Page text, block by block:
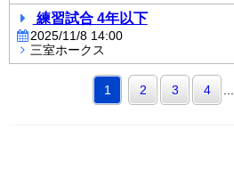
練習試合 4年以下
2025/11/8 14:00
三室ホークス
1 2 3 4 ...